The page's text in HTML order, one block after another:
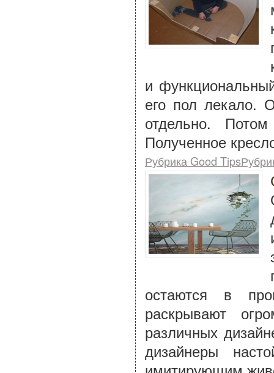
и
его пол лекало.
отдельно.
Полученное
Рубрика Good
остаются в
раскрывают
различных
дизайнеры